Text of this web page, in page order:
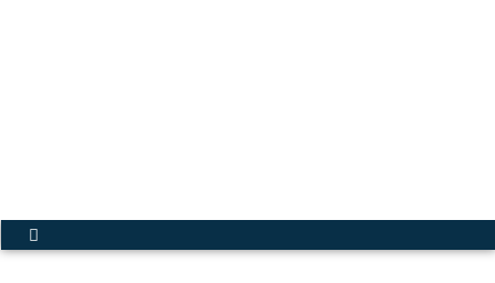
Menu